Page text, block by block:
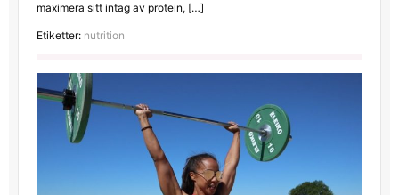
maximera sitt intag av protein, […]
Etiketter: nutrition